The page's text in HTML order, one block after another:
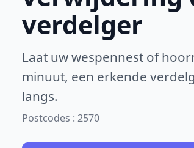
verdelger
Laat uw wespennest of
minuut, een erkende
langs.
Postcodes : 2570